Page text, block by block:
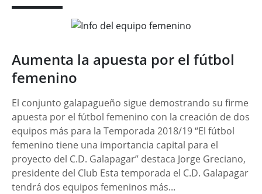
Aumenta la apuesta por el fútbol
femenino
El conjunto galapagueño sigue demostrando su firme
apuesta por el fútbol femenino con la creación de dos
equipos más para la Temporada 2018/19 “El fútbol
femenino tiene una importancia capital para el
proyecto del C.D. Galapagar” destaca Jorge Greciano,
presidente del Club Esta temporada el C.D. Galapagar
tendrá dos equipos femeninos más...